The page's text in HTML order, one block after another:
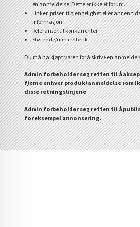
en anmeldelse. Dette er ikke et forum.
Linker, priser, tilgjengelighet eller annen
informasjon.
Referanser til konkurrenter
Støtende/ufin ordbruk.
Du må ha kjøpt varen for å skrive en
Admin forbeholder seg retten til å
fjerne enhver produktanmeldelse som
disse retningslinjene.
Admin forbeholder seg retten til å
for eksempel annonsering.